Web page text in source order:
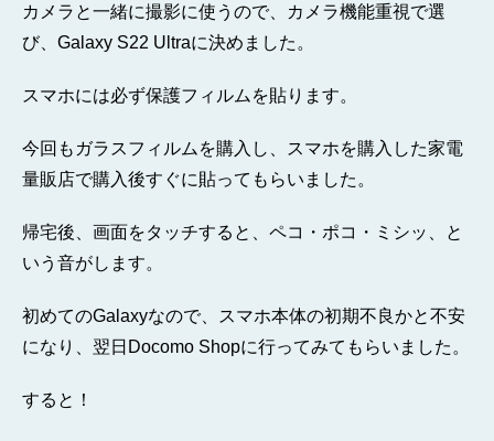
カメラと一緒に撮影に使うので、カメラ機能重視で選
び、Galaxy S22 Ultraに決めました。
スマホには必ず保護フィルムを貼ります。
今回もガラスフィルムを購入し、スマホを購入した家電
量販店で購入後すぐに貼ってもらいました。
帰宅後、画面をタッチすると、ペコ・ポコ・ミシッ、と
いう音がします。
初めてのGalaxyなので、スマホ本体の初期不良かと不安
になり、翌日Docomo Shopに行ってみてもらいました。
すると！